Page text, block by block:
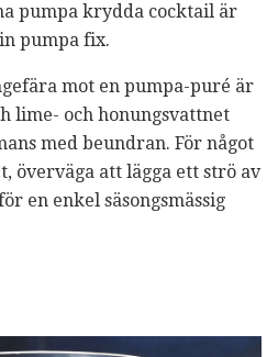
pumpa krydda cocktail är
pumpa fix.
mot en pumpa-puré är
lime- och honungsvattnet
med beundran. För något
överväga att lägga ett strö av
en enkel säsongsmässig